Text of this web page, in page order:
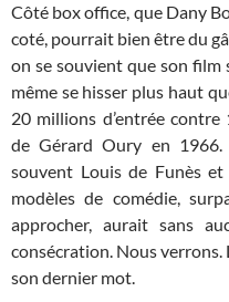
Côté box office, que Dany
coté, pourrait bien être du
on se souvient que son film
même se hisser plus haut
20 millions d’entrée
de Gérard Oury en
souvent Louis de Funès
modèles de comédie,
approcher, aurait sans
consécration. Nous verrons.
son dernier mot.